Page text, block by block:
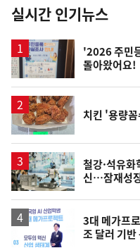
뉴
스
실시간 인기뉴스
'2026 주민
돌아왔어요!
치킨 '용량
철강·석유화
신…잠재성
3대 메가프
조 달러 기반